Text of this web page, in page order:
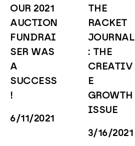
OUR 2021
AUCTION
FUNDRAI
SER WAS
A
SUCCESS
!
6/11/2021
THE
RACKET
JOURNAL
: THE
CREATIV
E
GROWTH
ISSUE
3/16/2021